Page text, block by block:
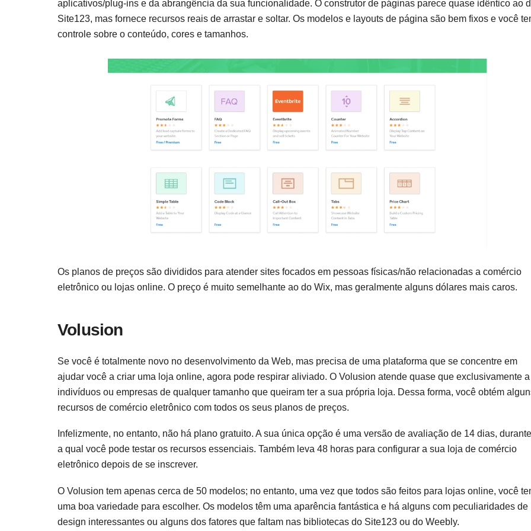
aplicativos/plug-ins e da abrangência da sua funcionalidade. O construtor de páginas parece quase idêntico ao
Site123, mas fornece recursos reais de arrastar e soltar. Os modelos e layouts de página são bem fixos e você
controle sobre o conteúdo, cores e tamanhos.
Os planos de preços são divididos para atender sites focados em pessoas físicas/não relacionadas a comércio
eletrônico ou lojas online. O preço é muito semelhante ao do Wix, mas geralmente alguns dólares mais caros.
Volusion
Se você é totalmente novo no desenvolvimento da Web, mas precisa de uma plataforma que se concentre em
ajudar você a criar uma loja online, agora pode respirar aliviado. O Volusion atende quase que exclusivamente a
indivíduos ou empresas de qualquer tamanho que queiram ter a sua própria loja. Dessa forma, você obtém
recursos de comércio eletrônico com todos os seus planos de preços.
Infelizmente, no entanto, não há plano gratuito. A sua única opção é uma versão de avaliação de 14 dias, durante
a qual você pode testar os recursos essenciais. Também leva 48 horas para configurar a sua loja de comércio
eletrônico depois de se inscrever.
O Volusion tem apenas cerca de 50 modelos; no entanto, uma vez que todos são feitos para lojas online, você
uma boa variedade para escolher. Os modelos têm uma aparência fantástica e há alguns com peculiaridades de
design interessantes ou alguns dos fatores que faltam nas bibliotecas do Site123 ou do Weebly.